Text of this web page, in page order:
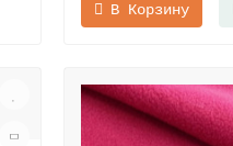
В Корзину